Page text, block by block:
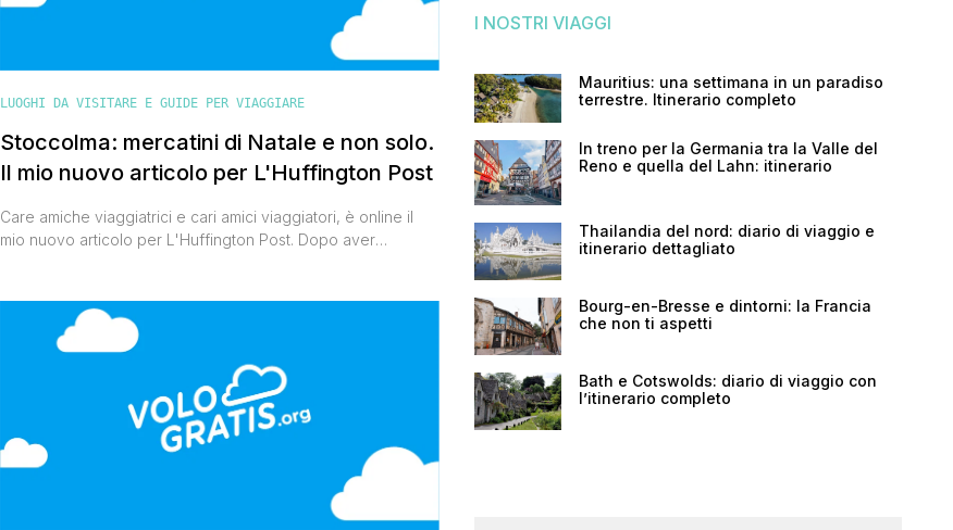
LUOGHI DA VISITARE E GUIDE PER VIAGGIARE
Stoccolma: mercatini di Natale e non solo.
Il mio nuovo articolo per L'Huffington Post
Care amiche viaggiatrici e cari amici viaggiatori, è online il
mio nuovo articolo per L'Huffington Post. Dopo aver
di Stoccolma che ho avuto il piacere di assaporare in prima
persona un paio di settimane fa. [']
I NOSTRI VIAGGI
Mauritius: una settimana in un paradiso
terrestre. Itinerario completo
In treno per la Germania tra la Valle del
Reno e quella del Lahn: itinerario
Thailandia del nord: diario di viaggio e
itinerario dettagliato
Bourg-en-Bresse e dintorni: la Francia
che non ti aspetti
Bath e Cotswolds: diario di viaggio con
l’itinerario completo